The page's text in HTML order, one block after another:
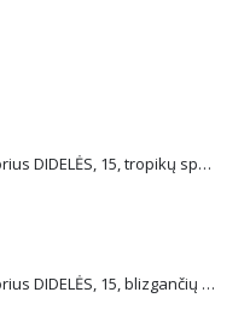
Plus Plus konstruktorius DIDELĖS, 15, tropikų spalvos
Plus Plus konstruktorius DIDELĖS, 15, blizgančių spalvų